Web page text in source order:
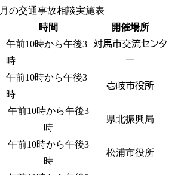
の交通事故相談実施表
時間
開催場所
午前10時から午後3
時
対馬市交流センタ
ー
午前10時から午後3
時
壱岐市役所
午前10時から午後3
時
県北振興局
午前10時から午後3
時
松浦市役所